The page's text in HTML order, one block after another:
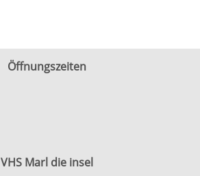
Öffnungszeiten
VHS Marl die insel